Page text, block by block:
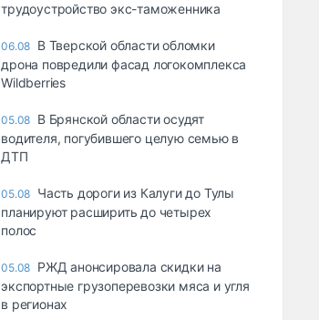
трудоустройство экс-таможенника
06.08 В Тверской области обломки
дрона повредили фасад логокомплекса
Wildberries
05.08 В Брянской области осудят
водителя, погубившего целую семью в
ДТП
05.08 Часть дороги из Калуги до Тулы
планируют расширить до четырех
полос
05.08 РЖД анонсировала скидки на
экспортные грузоперевозки мяса и угля
в регионах